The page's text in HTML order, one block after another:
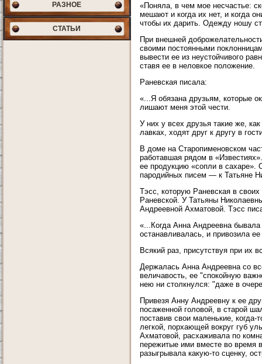
РАЗНОЕ
СТАТЬИ
«Поняла, в чем мое несчастье:
мешают и когда их нет, и когда
чтобы их дарить. Одежду ношу
При внешней
своими постоянными
вывести ее из неустойчивого
ставя ее в неловкое положение.
Раневская писала:
«...Я обязана друзьям, которые
лишают меня этой чести.
У них у всех друзья такие же,
лавках, ходят друг к другу в
В доме на Старопименовском
работавшая рядом в
ее продукцию «сопли в сахаре».
пародийных писем — к Татьяне
Тэсс, которую Раневская в
Раневской. У Татьяны
Андреевной Ахматовой. Тэсс
«...Когда Анна Андреевна
останавливалась, и привозила
Всякий раз, присутствуя при их
Держалась Анна Андреевна со
величавость, ее "спокойную
нею ни столкнулся: "даже в
Привезя Анну Андреевну к ее
посаженной головой, в старой
поставив свои маленькие,
легкой, порхающей вокруг губ
Ахматовой, расхаживала по
пережитые ими вместе во время
разыгрывала какую-то сценку,